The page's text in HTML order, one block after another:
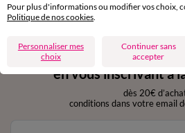
11€ Offerts
en vous inscrivant à
dès 20€
conditions dans votre email
Pour plus d'informations ou modifier vos choix,
Politique de nos cookies
Personnaliser mes
choix
Continuer sans
accepter